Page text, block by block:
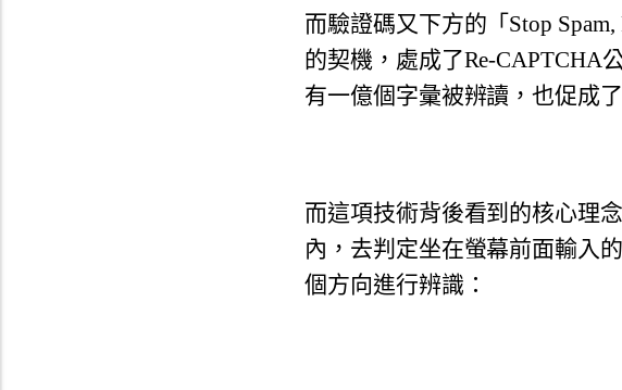
而驗證碼又下方的「Stop
的契機， 處成了Re-CAPTCHA
有一億個字彙被辨讀，也促成
而這項技術背後看到的核心理
內， 去判定坐在螢幕前面輸入
個方向進行辨識：